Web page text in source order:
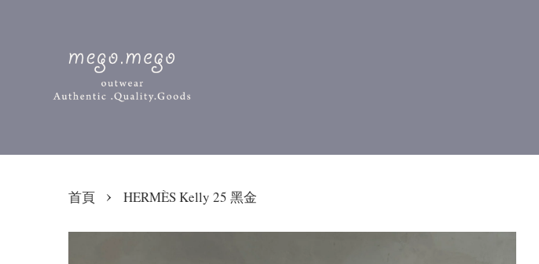
首頁 › HERMÈS Kelly 25 黑金